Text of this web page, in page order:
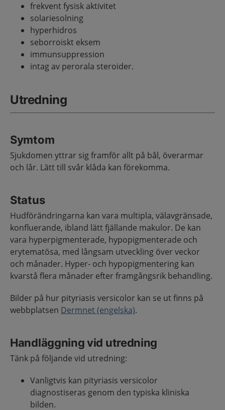
frekvent fysisk aktivitet
solariesolning
hyperhidros
seborroiskt eksem
immunsuppression
intag av perorala steroider.
Utredning
Symtom
Sjukdomen yttrar sig framför allt på bål, överarmar
och lår. Lätt till svår klåda kan förekomma.
Status
Hudförändringarna kan vara multipla, välavgränsade,
konfluerande, ibland lätt fjällande makulor. De kan
vara hyperpigmenterade, hypopigmenterade och
erytematösa, med långsam utveckling över veckor
och månader. Hyper- och hypopigmentering kan
kvarstå flera månader efter framgångsrik behandling.
Bilder på hur pityriasis versicolor kan se ut finns på
webbplatsen Dermnet (engelska).
Handläggning vid utredning
Tänk på följande vid utredning:
Vanligtvis kan pityriasis versicolor
diagnostiseras genom den typiska kliniska
bilden.